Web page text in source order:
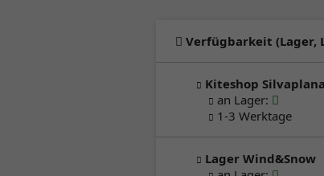
Verfügbarkeit (Lager,
Kiteshop Silvaplana
an Lager:
1-3 Werktage
Lager Wind&Snow